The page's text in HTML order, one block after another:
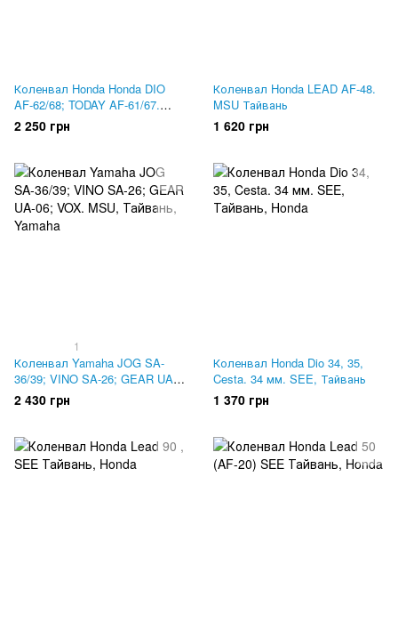
Коленвал Honda Honda DIO
AF-62/68; TODAY AF-61/67.
MSU Тайвань
2 250 грн
Коленвал Honda LEAD AF-48.
MSU Тайвань
1 620 грн
1
Коленвал Yamaha JOG SA-
36/39; VINO SA-26; GEAR UA-
06; VOX. MSU, Тайвань
2 430 грн
Коленвал Honda Dio 34, 35,
Cesta. 34 мм. SEE, Тайвань
1 370 грн